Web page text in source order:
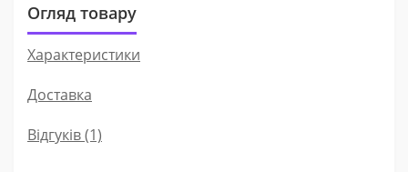
Огляд товару
Характеристики
Доставка
Відгуків (1)